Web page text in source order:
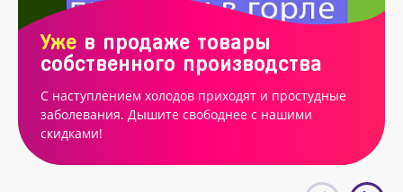
Уже в продаже товары
собственного производства
С наступлением холодов приходят и простудные
заболевания. Дышите свободнее с нашими
скидками!